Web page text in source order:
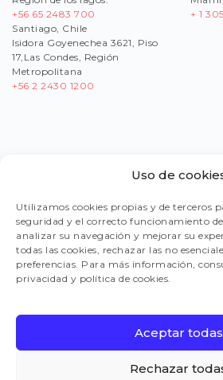
Uso de
Utilizamos cookies propias y de terceros
seguridad y el correcto funcionamiento
analizar su navegación y mejorar su
todas las cookies, rechazar las no
preferencias. Para más información,
privacidad y política de cookies.
Aceptar todas
Rechazar
+56 65 2483 700
Santiago, Chile
Isidora Goyenechea 3621, Piso
17,Las Condes, Región
Metropolitana
+56 2 2430 1200
+ 1
PORTAL PROVEEDORES
LEGISLACIÓN